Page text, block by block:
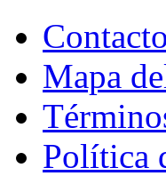
Contacto
Mapa
Política